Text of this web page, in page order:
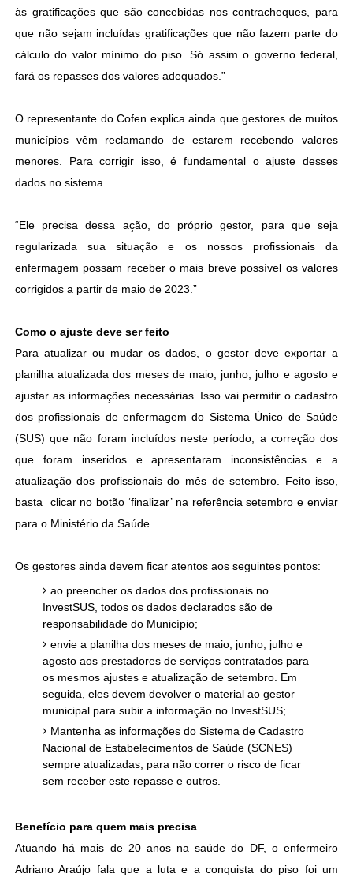
às gratificações que são concebidas nos contracheques, para
que não sejam incluídas gratificações que não fazem parte do
cálculo do valor mínimo do piso. Só assim o governo federal,
fará os repasses dos valores adequados.”
O representante do Cofen explica ainda que gestores de muitos
municípios vêm reclamando de estarem recebendo valores
menores. Para corrigir isso, é fundamental o ajuste desses
dados no sistema.
“Ele precisa dessa ação, do próprio gestor, para que seja
regularizada sua situação e os nossos profissionais da
enfermagem possam receber o mais breve possível os valores
corrigidos a partir de maio de 2023.”
Como o ajuste deve ser feito
Para atualizar ou mudar os dados, o gestor deve exportar a
planilha atualizada dos meses de maio, junho, julho e agosto e
ajustar as informações necessárias. Isso vai permitir o cadastro
dos profissionais de enfermagem do Sistema Único de Saúde
(SUS) que não foram incluídos neste período, a correção dos
que foram inseridos e apresentaram inconsistências e a
atualização dos profissionais do mês de setembro. Feito isso,
basta clicar no botão ‘finalizar’ na referência setembro e enviar
para o Ministério da Saúde.
Os gestores ainda devem ficar atentos aos seguintes pontos:
ao preencher os dados dos profissionais no
InvestSUS, todos os dados declarados são de
responsabilidade do Município;
envie a planilha dos meses de maio, junho, julho e
agosto aos prestadores de serviços contratados para
os mesmos ajustes e atualização de setembro. Em
seguida, eles devem devolver o material ao gestor
municipal para subir a informação no InvestSUS;
Mantenha as informações do Sistema de Cadastro
Nacional de Estabelecimentos de Saúde (SCNES)
sempre atualizadas, para não correr o risco de ficar
sem receber este repasse e outros.
Benefício para quem mais precisa
Atuando há mais de 20 anos na saúde do DF, o enfermeiro
Adriano Araújo fala que a luta e a conquista do piso foi um